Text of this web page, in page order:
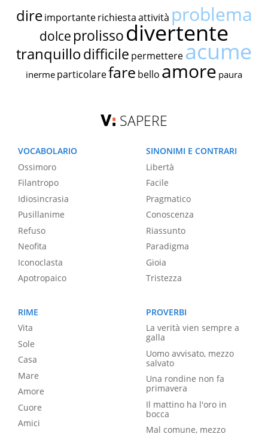
dire importante richiestaattività problema
dolce prolissodivertente
tranquillodifficile permettereacume
inerme particolarefare bello amore paura
SAPERE
VOCABOLARIO
Ossimoro
Filantropo
Idiosincrasia
Pusillanime
Refuso
Neofita
Iconoclasta
Apotropaico
SINONIMI E CONTRARI
Libertà
Facile
Pragmatico
Conoscenza
Riassunto
Paradigma
Gioia
Tristezza
RIME
Vita
Sole
Casa
Mare
Amore
Cuore
Amici
PROVERBI
La verità vien sempre a
galla
Uomo avvisato, mezzo
salvato
Una rondine non fa
primavera
Il mattino ha l'oro in
bocca
Mal comune, mezzo